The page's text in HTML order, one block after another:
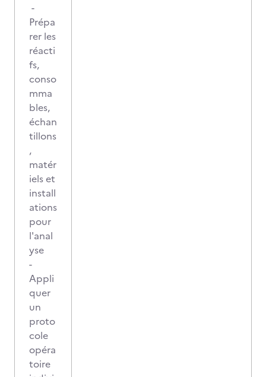
-
Prépa
rer les
réacti
fs,
conso
mma
bles,
échan
tillons
,
matér
iels et
install
ations
pour
l'anal
yse
-
Appli
quer
un
proto
cole
opéra
toire